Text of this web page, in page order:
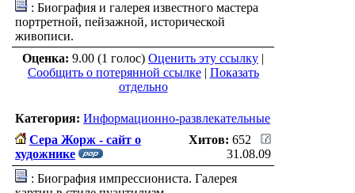
: Биография и галерея известного мастера
портретной, пейзажной, исторической
живописи.
Оценка: 9.00 (1 голос) Оценить эту ссылку |
Сообщить о потерянной ссылке| Показать
отдельно
Категория: Информационно-развлекательные
Сера Жорж - сайт о
художнике
Хитов: 652
31.08.09
: Биография импрессиониста. Галерея